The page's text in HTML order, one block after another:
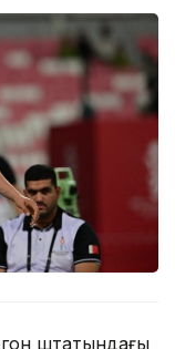
штатындағы